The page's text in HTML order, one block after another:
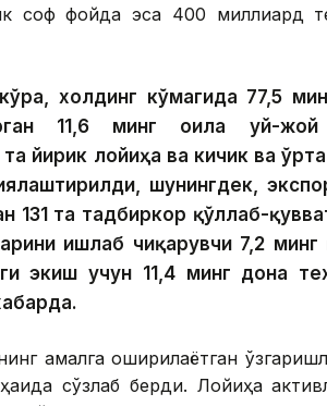
соф фойда эса 400 миллиард
холдинг кўмагида 77,5
11,6 минг оила уй-жой
йирик лойиҳа ва кичик ва
шунингдек,
131 та тадбиркор қўллаб-
ишлаб чиқарувчи 7,2
экиш учун 11,4 минг дона
амалга оширилаётган
сўзлаб берди. Лойиҳа